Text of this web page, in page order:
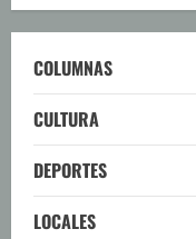
COLUMNAS
CULTURA
DEPORTES
LOCALES